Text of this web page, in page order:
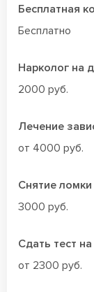
Бесплатная
Бесплатно
Нарколог на
2000 руб.
Лечение
от 4000 руб.
Снятие ломки
3000 руб.
Сдать тест
от 2300 руб.